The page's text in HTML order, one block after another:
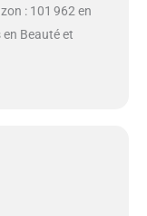
: 101 962 en
Beauté et